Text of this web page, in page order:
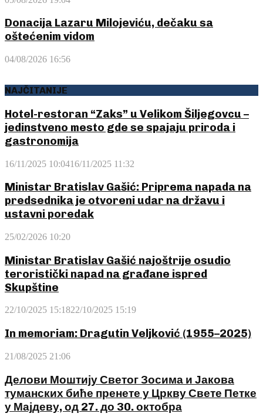
Donacija Lazaru Milojeviću, dečaku sa
oštećenim vidom
04/08/2026 16:56
NAJČITANIJE
Hotel-restoran “Zaks” u Velikom Šiljegovcu –
jedinstveno mesto gde se spajaju priroda i
gastronomija
16/11/2025 10:0416/11/2025 11:32
Ministar Bratislav Gašić: Priprema napada na
predsednika je otvoreni udar na državu i
ustavni poredak
25/02/2026 10:20
Ministar Bratislav Gašić najoštrije osudio
teroristički napad na građane ispred
Skupštine
22/10/2025 15:1822/10/2025 15:19
In memoriam: Dragutin Veljković (1955–2025)
21/08/2025 21:06
Делови Моштију Светог Зосима и Јакова
туманских биће пренете у Цркву Свете Петке
у Мајдеву, од 27. до 30. октобра